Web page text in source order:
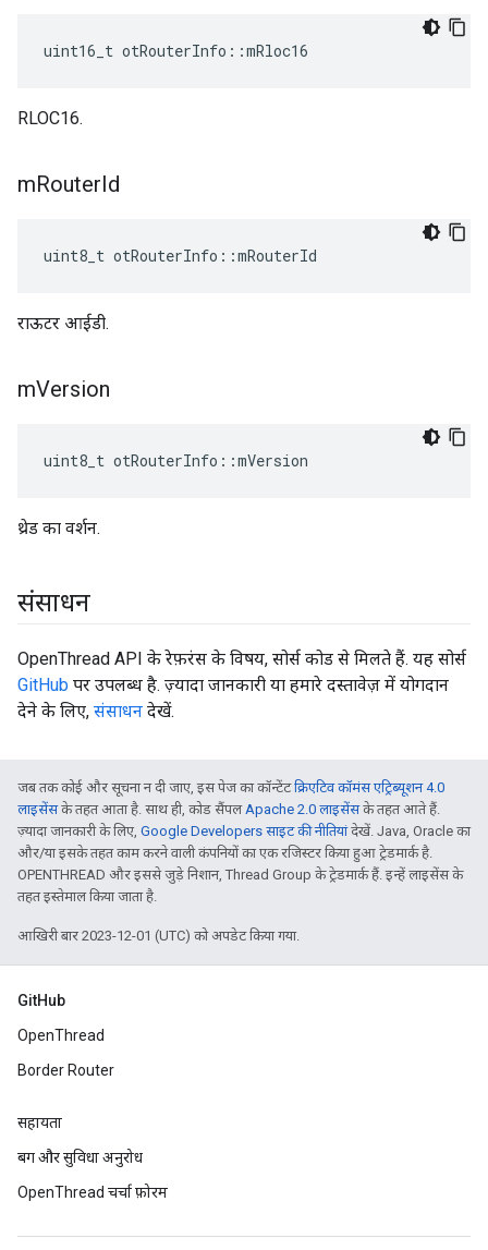
uint16_t otRouterInfo ::mRloc16
RLOC16.
mRouterId
uint8_t otRouterInfo ::mRouterId
राऊटर आईडी.
mVersion
uint8_t otRouterInfo ::mVersion
थ्रेड का वर्शन.
संसाधन
OpenThread API के रेफ़रंस के विषय, सोर्स कोड से मिलते हैं. यह सोर्स
GitHub पर उपलब्ध है. ज़्यादा जानकारी या हमारे दस्तावेज़ में योगदान
देने के लिए, संसाधन देखें.
जब तक कोई और सूचना न दी जाए, इस पेज का कॉन्टेंटक्रिएटिव कॉमंस एट्रिब्यूशन 4.0
लाइसेंसके तहत आता है. साथ ही, कोड सैंपलApache 2.0 लाइसेंसके तहत आते हैं.
ज़्यादा जानकारी के लिए, Google Developers साइट की नीतियांदेखें. Java, Oracle का
और/या इसके तहत काम करने वाली कंपनियों का एक रजिस्टर किया हुआ ट्रेडमार्क है.
OPENTHREAD और इससे जुड़े निशान, Thread Group के ट्रेडमार्क हैं. इन्हें लाइसेंस के
तहत इस्तेमाल किया जाता है.
आखिरी बार 2023-12-01 (UTC) को अपडेट किया गया.
GitHub
OpenThread
Border Router
सहायता
बग और सुविधा अनुरोध
OpenThread चर्चा फ़ोरम